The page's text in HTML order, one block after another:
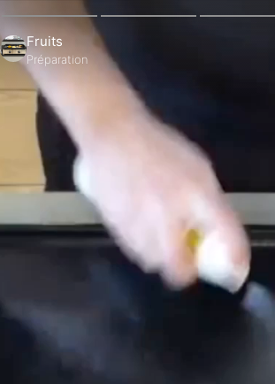
Fruits
Préparation